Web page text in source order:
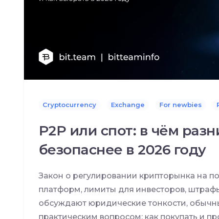
Cryptocurrency Exchange For newbies
P2P или спот: в чём
безопаснее в 2026 году
Закон о регулировании крипторынка на
платформ, лимиты для инвесторов,
обсуждают юридические тонкости,
практическим вопросом: как покупать и